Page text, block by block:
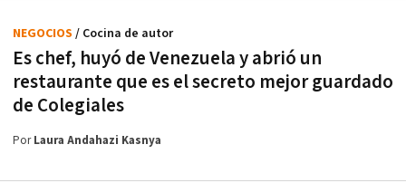
Es chef, huyó de Venezuela y abrió un
restaurante que es el secreto mejor guardado
de Colegiales
NEGOCIOS / Cocina de autor
PorLaura Andahazi Kasnya